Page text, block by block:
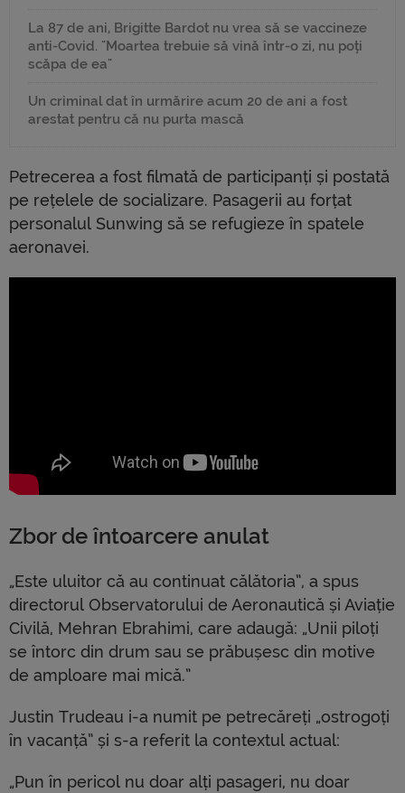
La 87 de ani, Brigitte Bardot nu vrea să se vaccineze
anti-Covid. "Moartea trebuie să vină într-o zi, nu poți
scăpa de ea"
Un criminal dat în urmărire acum 20 de ani a fost
arestat pentru că nu purta mască
Petrecerea a fost filmată de participanți și postată
pe rețelele de socializare. Pasagerii au forțat
personalul Sunwing să se refugieze în spatele
aeronavei.
Zbor de întoarcere anulat
„Este uluitor că au continuat călătoria”, a spus
directorul Observatorului de Aeronautică și Aviație
Civilă, Mehran Ebrahimi, care adaugă: „Unii piloți
se întorc din drum sau se prăbușesc din motive
de amploare mai mică.”
Justin Trudeau i-a numit pe petrecăreți „ostrogoți
în vacanță” și s-a referit la contextul actual:
„Pun în pericol nu doar alți pasageri, nu doar